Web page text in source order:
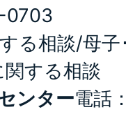
0703
る相談/母
する相談
ンター電話